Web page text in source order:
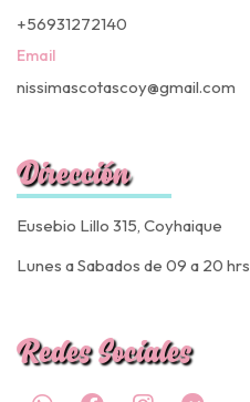
+56931272140
Email
nissimascotascoy@gmail.com
Dirección
Eusebio Lillo 315, Coyhaique
Lunes a Sabados de 09 a 20 hrs
Redes Sociales